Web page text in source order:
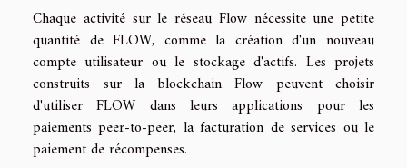
Chaque activité sur le réseau Flow nécessite une petite
quantité de FLOW, comme la création d'un nouveau
compte utilisateur ou le stockage d'actifs. Les projets
construits sur la blockchain Flow peuvent choisir
d'utiliser FLOW dans leurs applications pour les
paiements peer-to-peer, la facturation de services ou le
paiement de récompenses.